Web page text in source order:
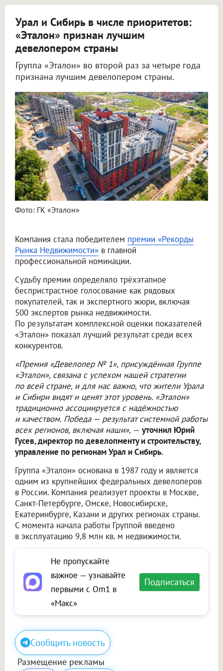
Урал и Сибирь в числе приоритетов:
«Эталон» признан лучшим
девелопером страны
Группа «Эталон» во второй раз за четыре года
признана лучшим девелопером страны.
Фото: ГК «Эталон»
Компания стала победителем премии «Рекорды
Рынка Недвижимости» в главной
профессиональной номинации.
Судьбу премии определяло трёхэтапное
беспристрастное голосование как рядовых
покупателей, так и экспертного жюри, включая
500 экспертов рынка недвижимости.
По результатам комплексной оценки показателей
«Эталон» показал лучший результат среди всех
конкурентов.
«Премия «Девелопер № 1», присуждённая Группе
«Эталон», связана с успехом нашей стратегии
по всей стране, и для нас важно, что жители Урала
и Сибири видят и ценят этот уровень. «Эталон»
традиционно ассоциируется с надёжностью
и качеством. Победа — результат системной работы
всех регионов, включая наши», — уточнил Юрий
Гусев, директор по девелопменту и строительству,
управление по регионам Урал и Сибирь.
Группа «Эталон» основана в 1987 году и является
одним из крупнейших федеральных девелоперов
в России. Компания реализует проекты в Москве,
Санкт-Петербурге, Омске, Новосибирске,
Екатеринбурге, Казани и других регионах страны.
С момента начала работы Группой введено
в эксплуатацию 9,8 млн кв. м недвижимости.
Не пропускайте
важное — узнавайте
первыми с Om1 в
«Макс»
Подписаться
Сообщить новость
Размещение рекламы